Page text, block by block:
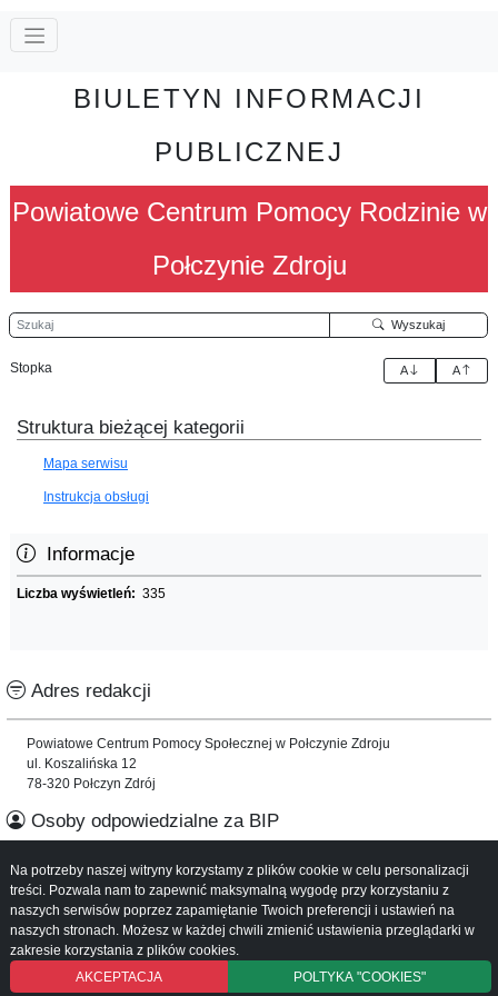
BIULETYN INFORMACJI
PUBLICZNEJ
Powiatowe Centrum Pomocy Rodzinie w
Połczynie Zdroju
Szukaj Wyszukaj
Stopka A A
Struktura bieżącej kategorii
Mapa serwisu
Instrukcja obsługi
Informacje
Liczba wyświetleń: 335
Adres redakcji
Powiatowe Centrum Pomocy Społecznej w Połczynie Zdroju
ul. Koszalińska 12
78-320 Połczyn Zdrój
Osoby odpowiedzialne za BIP
Informacje o serwisie
Mapa serwisu
Instrukcja obsługi
Na potrzeby naszej witryny korzystamy z plików cookie w celu personalizacji
treści. Pozwala nam to zapewnić maksymalną wygodę przy korzystaniu z
naszych serwisów poprzez zapamiętanie Twoich preferencji i ustawień na
naszych stronach. Możesz w każdej chwili zmienić ustawienia przeglądarki w
zakresie korzystania z plików cookies.
AKCEPTACJA
POLTYKA "COOKIES"